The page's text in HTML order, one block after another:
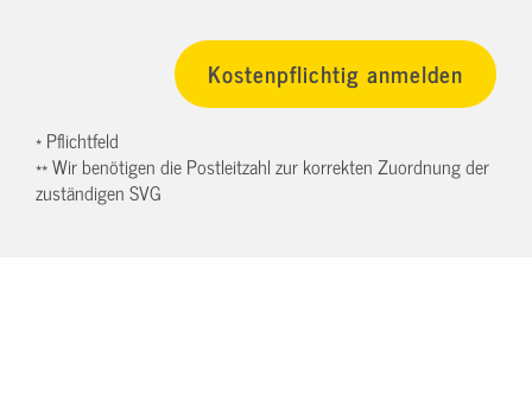
* Pflichtfeld
** Wir benötigen die Postleitzahl zur korrekten Zuordnung der
zuständigen SVG